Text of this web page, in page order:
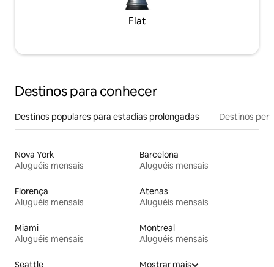
Flat
Destinos para conhecer
Destinos populares para estadias prolongadas Destinos
Nova York
Aluguéis mensais
Barcelona
Aluguéis mensais
Florença
Aluguéis mensais
Atenas
Aluguéis mensais
Miami
Aluguéis mensais
Montreal
Aluguéis mensais
Seattle
Mostrar mais